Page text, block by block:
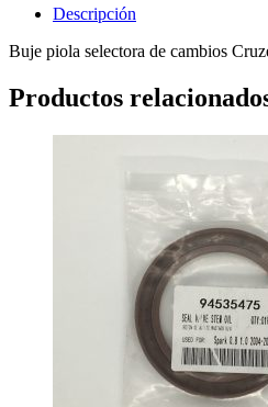
Descripción
Buje piola selectora de cambios
Productos